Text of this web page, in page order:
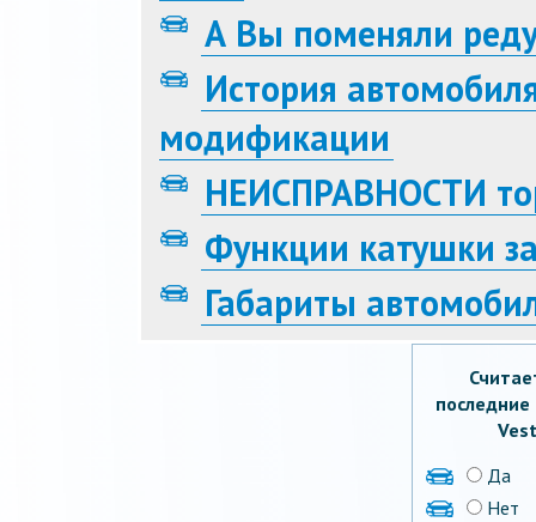
А Вы поменяли
История
модификации
НЕИСПРАВНОСТИ
Функции катушки
Габариты
Да
Нет